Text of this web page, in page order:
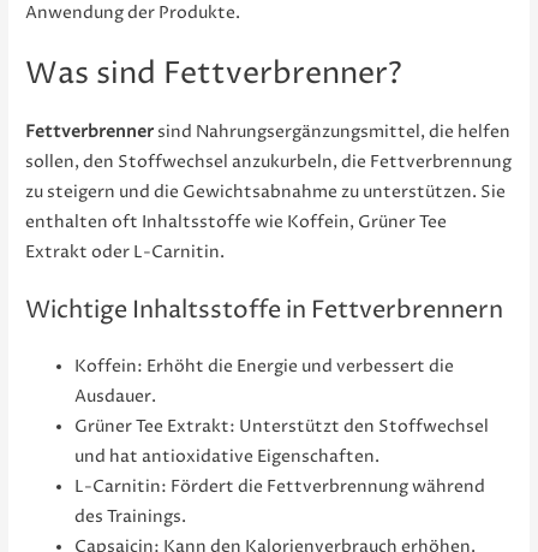
Anwendung der Produkte.
Was sind Fettverbrenner?
Fettverbrenner sind Nahrungsergänzungsmittel, die helfen
sollen, den Stoffwechsel anzukurbeln, die Fettverbrennung
zu steigern und die Gewichtsabnahme zu unterstützen. Sie
enthalten oft Inhaltsstoffe wie Koffein, Grüner Tee
Extrakt oder L-Carnitin.
Wichtige Inhaltsstoffe in Fettverbrennern
Koffein: Erhöht die Energie und verbessert die
Ausdauer.
Grüner Tee Extrakt: Unterstützt den Stoffwechsel
und hat antioxidative Eigenschaften.
L-Carnitin: Fördert die Fettverbrennung während
des Trainings.
Capsaicin: Kann den Kalorienverbrauch erhöhen.